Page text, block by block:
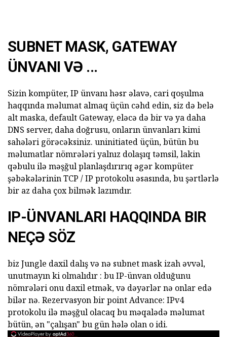
SUBNET MASK, GATEWAY
ÜNVANI VƏ ...
Sizin kompüter, IP ünvanı həsr əlavə, cari qoşulma
haqqında məlumat almaq üçün cəhd edin, siz də belə
alt maska, default Gateway, eləcə də bir və ya daha
DNS server, daha doğrusu, onların ünvanları kimi
sahələri görəcəksiniz. uninitiated üçün, bütün bu
məlumatlar nömrələri yalnız dolaşıq təmsil, lakin
qəbulu ilə məşğul planlaşdırırıq əgər kompüter
şəbəkələrinin TCP / IP protokolu əsasında, bu şərtlərlə
bir az daha çox bilmək lazımdır.
IP-ÜNVANLARI HAQQINDA BIR
NEÇƏ SÖZ
biz Jungle daxil dalış və nə subnet mask izah əvvəl,
unutmayın ki olmalıdır : bu IP-ünvan olduğunu
nömrələri onu daxil etmək, və dəyərlər nə onlar edə
bilər nə. Rezervasyon bir point Advance: IPv4
protokolu ilə məşğul olacaq bu məqalədə məlumat
bütün, ən "çalışan" bu gün hələ olan o idi.